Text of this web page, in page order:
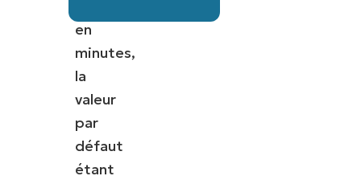
en
minutes,
la
valeur
par
défaut
étant